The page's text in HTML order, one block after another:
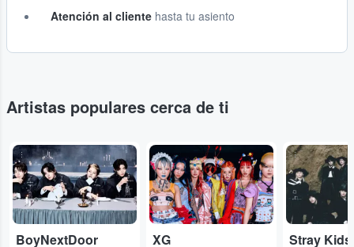
Atención al cliente hasta tu asiento
Artistas populares cerca de ti
...
BoyNextDoor
...
XG
...
Stray Kids